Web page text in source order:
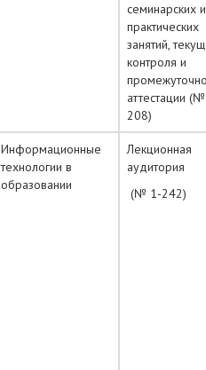
семинарских и
практических
занятий,
контроля и
аттестации
208)
Информационные
технологии в
образовании
Лекционная
аудитория
(№ 1-242)